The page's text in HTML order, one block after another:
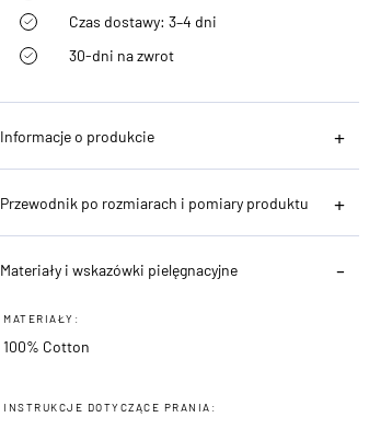
Czas dostawy: 3–4 dni
30-dni na zwrot
Informacje o produkcie
Przewodnik po rozmiarach i pomiary produktu
Materiały i wskazówki pielęgnacyjne
MATERIAŁY:
100% Cotton
INSTRUKCJE DOTYCZĄCE PRANIA: